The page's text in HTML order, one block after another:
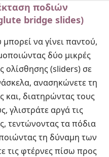
ποδιών
bridge slides)
να γίνει παντού,
δύο μικρές
ολίσθησης (sliders) σε
ανασηκώνετε τη
και, διατηρώντας τους
γλιστράτε αργά τις
τεντώνοντας τα πόδια
τη δύναμη των
τις φτέρνες πίσω προς